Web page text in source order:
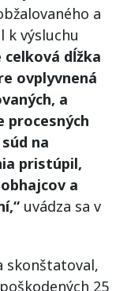
a
k výsluchu
celková dĺžka
ovplyvnená
a
procesných
na
pristúpil,
a
uvádza sa v
skonštatoval,
25